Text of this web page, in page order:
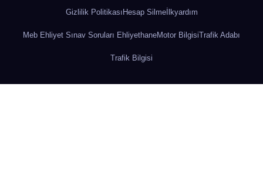
Gizlilik Politikası Hesap Silmeİlkyardım
Meb Ehliyet Sınav Soruları EhliyethaneMotor BilgisiTrafik Adabı
Trafik Bilgisi